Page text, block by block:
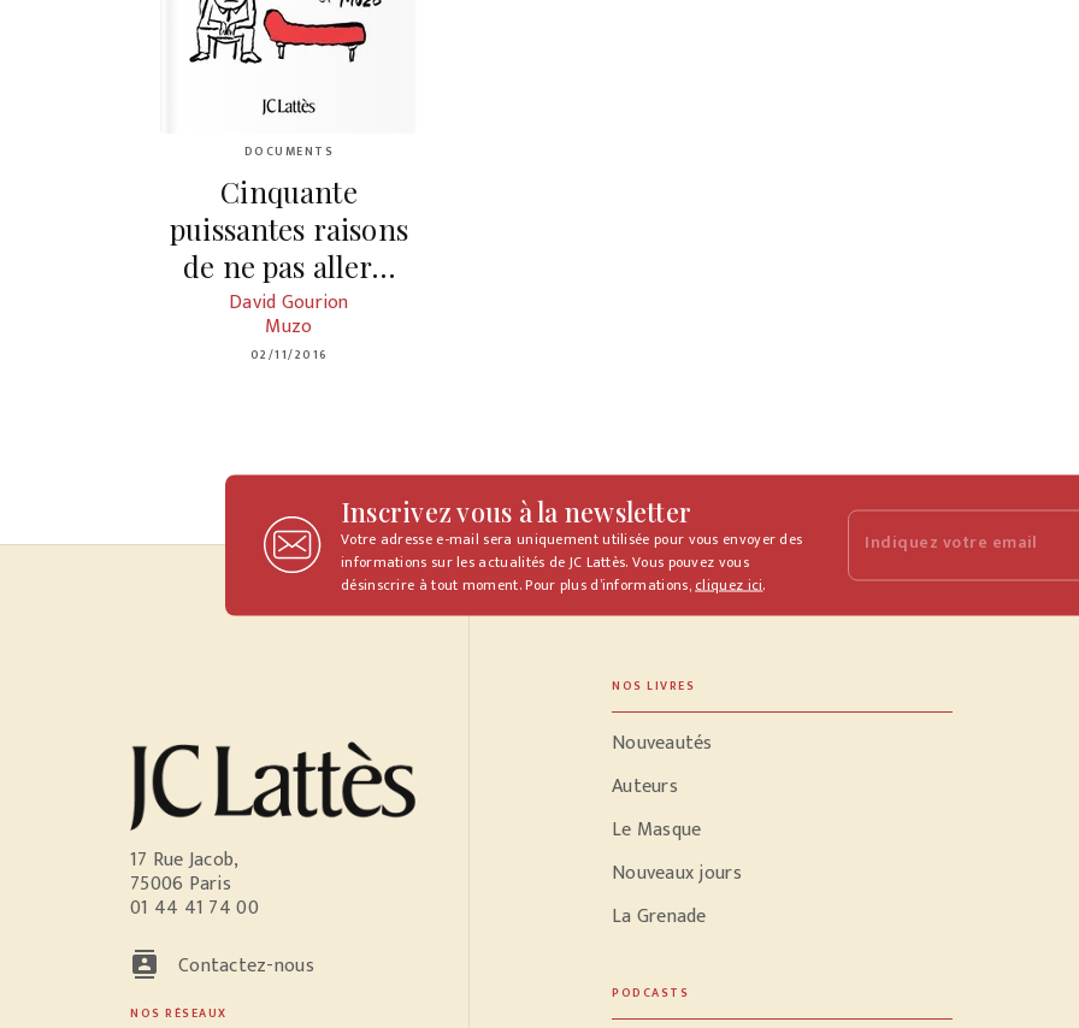
DOCUMENTS
Cinquante
puissantes raisons
de ne pas aller…
David Gourion
Muzo
02/11/2016
Inscrivez vous à la newsletter
Votre adresse e-mail sera uniquement utilisée pour vous envoyer des
informations sur les actualités de JC Lattès. Vous pouvez vous
désinscrire à tout moment. Pour plus d’informations,cliquez ici.
Indiquez votre email
17 Rue Jacob,
75006 Paris
01 44 41 74 00
contacts Contactez-nous
NOS RÉSEAUX
NOS LIVRES
Nouveautés
Auteurs
Le Masque
Nouveaux jours
La Grenade
PODCASTS